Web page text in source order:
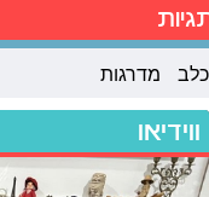
כלב מדרגות
ווידיאו